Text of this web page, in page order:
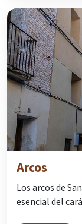
Arcos
Los arcos de
esencial del